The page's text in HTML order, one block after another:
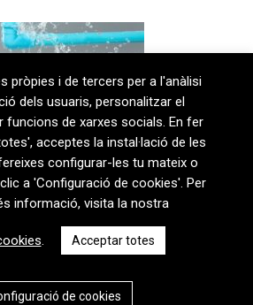
· General Prim 5, 2n · Barcelona
417 ·
+34 938 170 301
de privacitat|Política de cookies
pròpies i de tercers per a l'anàlisi
dels usuaris, personalitzar el
funcions de xarxes socials. En fer
acceptes la instal·lació de les
configurar-les tu mateix o
a 'Configuració de cookies'. Per
informació, visita la nostra
. Acceptar totes
de cookies